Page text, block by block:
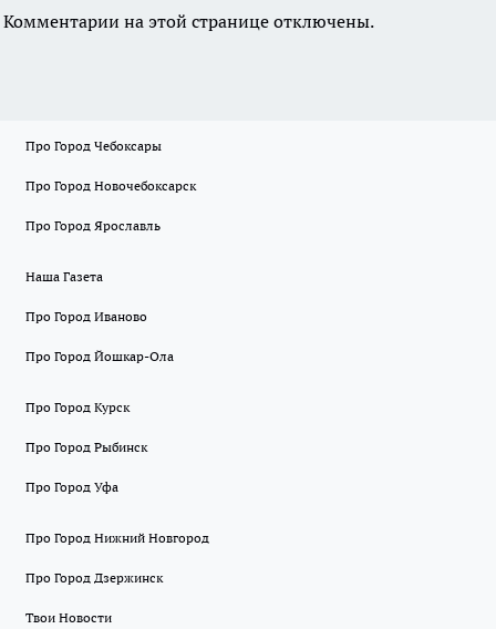
Комментарии на этой странице отключены.
Про Город Чебоксары
Про Город Новочебоксарск
Про Город Ярославль
Наша Газета
Про Город Иваново
Про Город Йошкар-Ола
Про Город Курск
Про Город Рыбинск
Про Город Уфа
Про Город Нижний Новгород
Про Город Дзержинск
Твои Новости